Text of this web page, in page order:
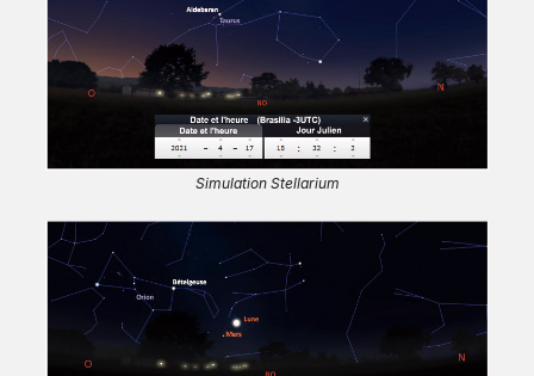
Simulation Stellarium